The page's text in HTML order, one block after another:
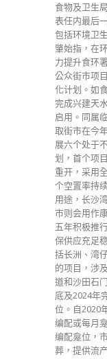
食物及卫生
表任内最后
包括环境卫
肇始指，在
力提升食环
公众街市项
化计划。如
完成兴建天
启用。同属
取街市在今
展六个处于
划，首个项
重开，采用
个空置率持
用途，长沙
市则会用作
五年积极推
保供应充足
括长洲、湾
的项目，涉
道和沙田石
底及2024年
位。自2020
编配或每月
编配龛位，
葬，提供流